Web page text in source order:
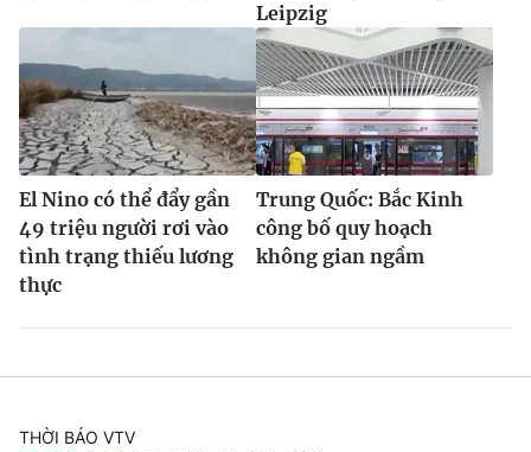
Leipzig
El Nino có thể đẩy gần
49 triệu người rơi vào
tình trạng thiếu lương
thực
Trung Quốc: Bắc Kinh
công bố quy hoạch
không gian ngầm
THỜI BÁO VTV